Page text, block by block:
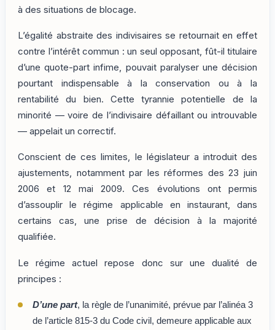
à des situations de blocage.
L’égalité abstraite des indivisaires se retournait en effet
contre l’intérêt commun : un seul opposant, fût-il titulaire
d’une quote-part infime, pouvait paralyser une décision
pourtant indispensable à la conservation ou à la
rentabilité du bien. Cette tyrannie potentielle de la
minorité — voire de l’indivisaire défaillant ou introuvable
— appelait un correctif.
Conscient de ces limites, le législateur a introduit des
ajustements, notamment par les réformes des 23 juin
2006 et 12 mai 2009. Ces évolutions ont permis
d’assouplir le régime applicable en instaurant, dans
certains cas, une prise de décision à la majorité
qualifiée.
Le régime actuel repose donc sur une dualité de
principes :
D’une part, la règle de l’unanimité, prévue par l’alinéa 3
de l’article 815-3 du Code civil, demeure applicable aux